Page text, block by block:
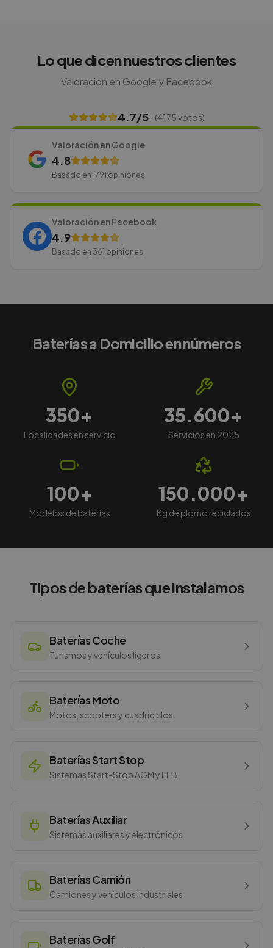
Lo que dicen nuestros clientes
Valoración en Google y Facebook
4.7/5– (4175votos)
Valoración en Google
4.8
Basado en 1791 opiniones
Valoración en Facebook
4.9
Basado en 361 opiniones
Baterías a Domicilio en números
350+
Localidades en servicio
35.600+
Servicios en 2025
100+
Modelos de baterías
150.000+
Kg de plomo reciclados
Tipos de baterías que instalamos
Baterías Coche
Turismos y vehículos ligeros
Baterías Moto
Motos, scooters y cuadriciclos
Baterías Start Stop
Sistemas Start-Stop AGM y EFB
Baterías Auxiliar
Sistemas auxiliares y electrónicos
Baterías Camión
Camiones y vehículos industriales
Baterías Golf